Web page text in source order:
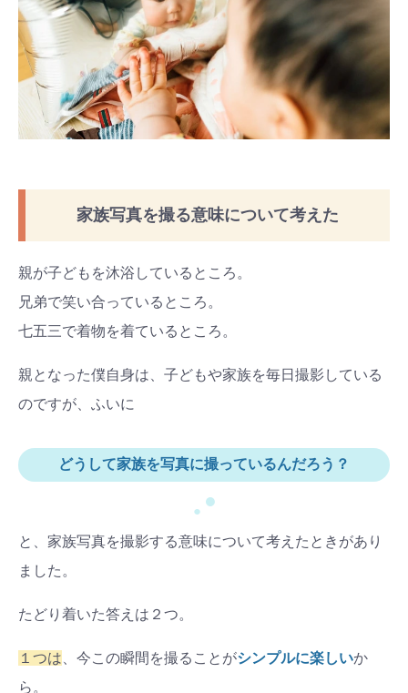
家族写真を撮る意味について考えた
親が子どもを沐浴しているところ。
兄弟で笑い合っているところ。
七五三で着物を着ているところ。
親となった僕自身は、子どもや家族を毎日撮影している
のですが、ふいに
●
どうして家族を写真に撮っているんだろう？
●
と、家族写真を撮影する意味について考えたときがあり
ました。
たどり着いた答えは２つ。
１つは 、今この瞬間を撮ることがシンプルに楽しいか
ら。